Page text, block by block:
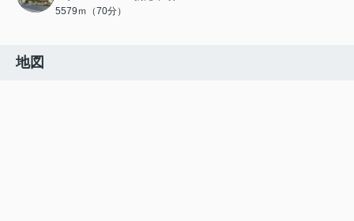
5579ｍ（70分）
地図